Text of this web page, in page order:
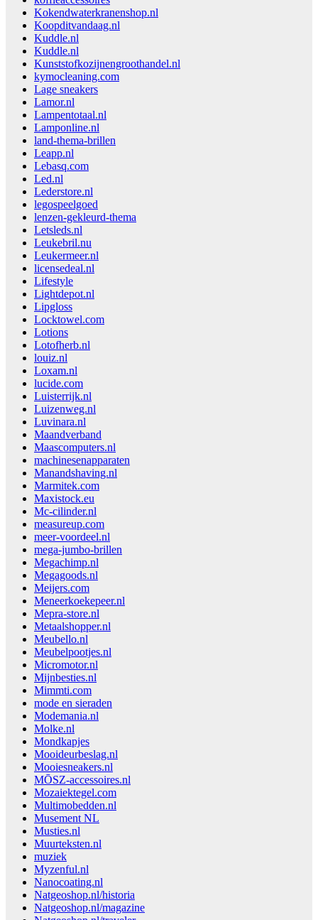
Kokendwaterkranenshop.nl
Koopditvandaag.nl
Kuddle.nl
Kuddle.nl
Kunststofkozijnengroothandel.nl
kymocleaning.com
Lage sneakers
Lamor.nl
Lampentotaal.nl
Lamponline.nl
land-thema-brillen
Leapp.nl
Lebasq.com
Led.nl
Lederstore.nl
legospeelgoed
lenzen-gekleurd-thema
Letsleds.nl
Leukebril.nu
Leukermeer.nl
licensedeal.nl
Lifestyle
Lightdepot.nl
Lipgloss
Locktowel.com
Lotions
Lotofherb.nl
louiz.nl
Loxam.nl
lucide.com
Luisterrijk.nl
Luizenweg.nl
Luvinara.nl
Maandverband
Maascomputers.nl
machinesenapparaten
Manandshaving.nl
Marmitek.com
Maxistock.eu
Mc-cilinder.nl
measureup.com
meer-voordeel.nl
mega-jumbo-brillen
Megachimp.nl
Megagoods.nl
Meijers.com
Meneerkoekepeer.nl
Mepra-store.nl
Metaalshopper.nl
Meubello.nl
Meubelpootjes.nl
Micromotor.nl
Mijnbesties.nl
Mimmti.com
mode en sieraden
Modemania.nl
Molke.nl
Mondkapjes
Mooideurbeslag.nl
Mooiesneakers.nl
MŌSZ-accessoires.nl
Mozaiektegel.com
Multimobedden.nl
Musement NL
Musties.nl
Muurteksten.nl
muziek
Myzenful.nl
Nanocoating.nl
Natgeoshop.nl/historia
Natgeoshop.nl/magazine